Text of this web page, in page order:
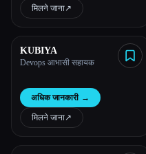
मिलने जाना↗︎
KUBIYA
Devops आभासी सहायक
अधिक जानकारी →
मिलने जाना↗︎